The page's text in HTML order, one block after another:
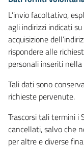
L’invio facoltativo,
agli indirizzi indicati
acquisizione
rispondere alle
personali inseriti nella
Tali dati sono
richieste pervenute.
Trascorsi tali termini i
cancellati, salvo che
per altre e diverse